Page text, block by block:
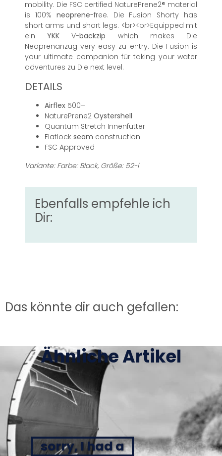
mobility. Die FSC certified NaturePrene2® material
is 100% neoprene-free. Die Fusion Shorty has
short arms und short legs. <br><br>Equipped mit
einYKK V-backzip which makes Die
Neoprenanzug very easy zu entry. Die Fusion is
your ultimate companion für taking your water
adventures zu Die next level.
DETAILS
Airflex 500+
NaturePrene2 Oystershell
Quantum Stretch Innenfutter
Flatlock seam construction
FSC Approved
Variante: Farbe: Black, Größe: 52-l
Ebenfalls empfehle ich
Dir:
Das könnte dir auch gefallen:
Ähnliche Artikel
sorry, I had a